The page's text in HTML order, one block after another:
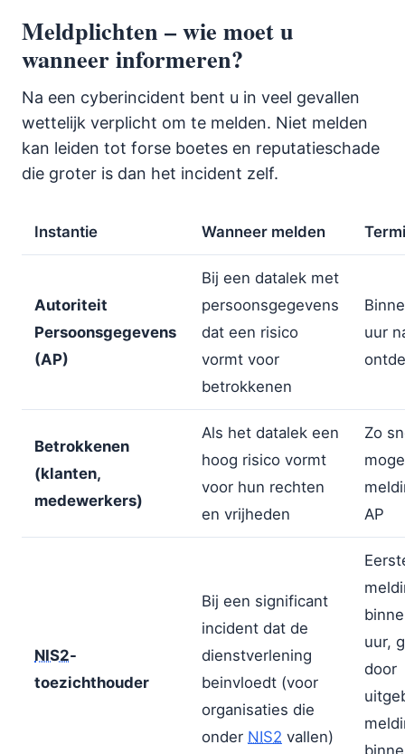
Meldplichten – wie moet u
wanneer informeren?
Na een cyberincident bent u in veel gevallen
wettelijk verplicht om te melden. Niet melden
kan leiden tot forse boetes en reputatieschade
die groter is dan het incident zelf.
Instantie Wanneer melden
Autoriteit
Persoonsgegevens
(AP)
Bij een datalek met
persoonsgegevens
dat een risico
vormt voor
betrokkenen
uur
Betrokkenen
(klanten,
medewerkers)
Als het datalek een
hoog risico vormt
voor hun rechten
en vrijheden
Zo
AP
NIS2-
toezichthouder
Bij een significant
incident dat de
dienstverlening
beinvloedt (voor
organisaties die
onder NIS2 vallen)
uur,
door